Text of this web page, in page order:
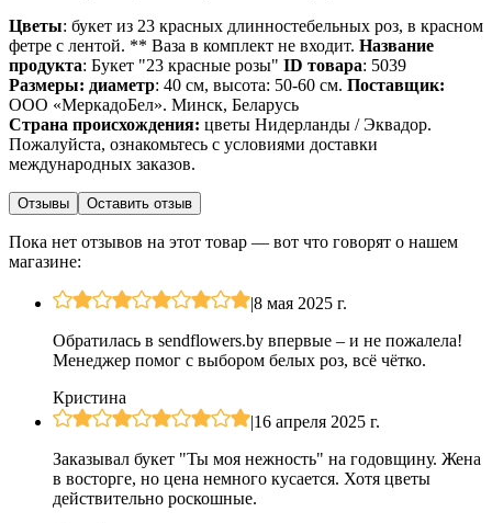
Цветы: букет из 23 красных длинностебельных роз, в красном
фетре с лентой. ** Ваза в комплект не входит. Название
продукта: Букет "23 красные розы" ID товара: 5039
Размеры: диаметр: 40 см, высота: 50-60 см. Поставщик:
ООО «МеркадоБел». Минск, Беларусь
Страна происхождения: цветы Нидерланды / Эквадор.
Пожалуйста, ознакомьтесь с условиями доставки
международных заказов.
Отзывы Оставить отзыв
Пока нет отзывов на этот товар — вот что говорят о нашем
магазине:
|8 мая 2025 г.
Обратилась в sendflowers.by впервые – и не пожалела!
Менеджер помог с выбором белых роз, всё чётко.
Кристина
|16 апреля 2025 г.
Заказывал букет "Ты моя нежность" на годовщину. Жена
в восторге, но цена немного кусается. Хотя цветы
действительно роскошные.